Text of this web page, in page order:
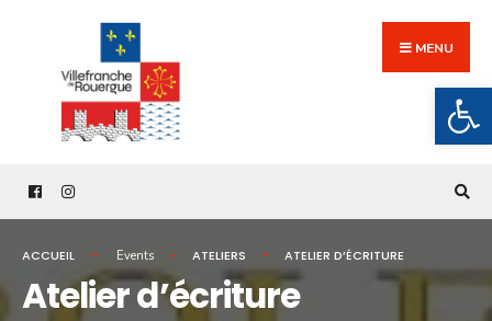
content
MENU
ACCUEIL Events ATELIERS ATELIER D’ÉCRITURE
Atelier d’écriture